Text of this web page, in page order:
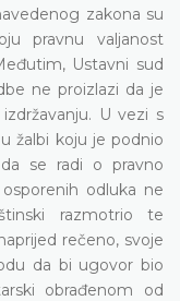
zakona su
pravnu valjanost
Ustavni sud
ne proizlazi da je
U vezi s
žalbi koju je podnio
se radi o pravno
odluka ne
razmotrio te
rečeno, svoje
da bi ugovor bio
obrađenom od